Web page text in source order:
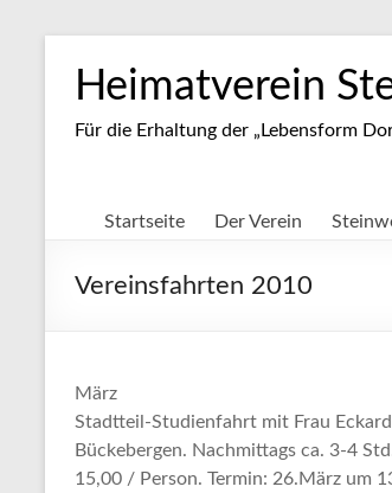
Inhalt
springenHeimatverein
Für die Erhaltung der „Lebensform
Startseite Der Verein
Vereinsfahrten 2010
März
Stadtteil-Studienfahrt mit Frau
Bückebergen. Nachmittags ca. 3-4
15,00 / Person. Termin: 26.März um